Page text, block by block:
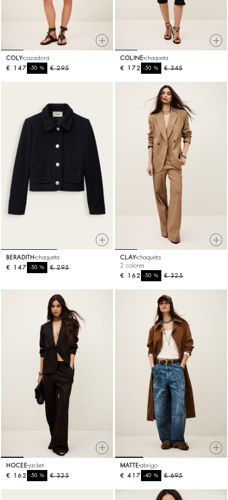
COLYcazadora
€ 295
-50%
€ 147
COLINE chaqueta
€ 345
-50%
€ 172
BERADITH chaqueta
€ 295
-50%
€ 147
CLAYchaqueta
2 colores
€ 325
-50%
€ 162
HOCEE jacket
€ 325
-50%
€ 162
MATTE abrigo
€ 695
-40%
€ 417